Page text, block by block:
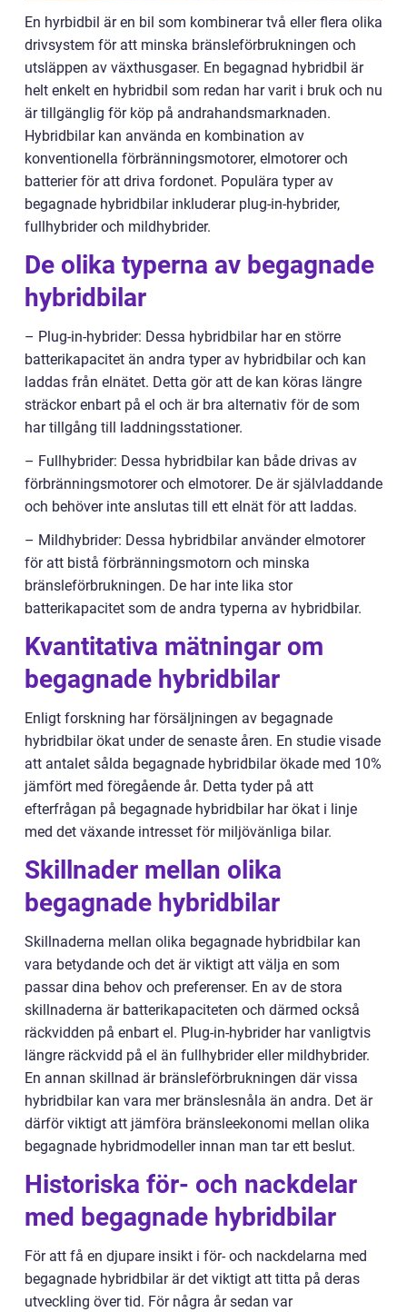
En hyrbidbil är en bil som kombinerar två eller flera olika
drivsystem för att minska bränsleförbrukningen och
utsläppen av växthusgaser. En begagnad hybridbil är
helt enkelt en hybridbil som redan har varit i bruk och nu
är tillgänglig för köp på andrahandsmarknaden.
Hybridbilar kan använda en kombination av
konventionella förbränningsmotorer, elmotorer och
batterier för att driva fordonet. Populära typer av
begagnade hybridbilar inkluderar plug-in-hybrider,
fullhybrider och mildhybrider.
De olika typerna av begagnade
hybridbilar
– Plug-in-hybrider: Dessa hybridbilar har en större
batterikapacitet än andra typer av hybridbilar och kan
laddas från elnätet. Detta gör att de kan köras längre
sträckor enbart på el och är bra alternativ för de som
har tillgång till laddningsstationer.
– Fullhybrider: Dessa hybridbilar kan både drivas av
förbränningsmotorer och elmotorer. De är självladdande
och behöver inte anslutas till ett elnät för att laddas.
– Mildhybrider: Dessa hybridbilar använder elmotorer
för att bistå förbränningsmotorn och minska
bränsleförbrukningen. De har inte lika stor
batterikapacitet som de andra typerna av hybridbilar.
Kvantitativa mätningar om
begagnade hybridbilar
Enligt forskning har försäljningen av begagnade
hybridbilar ökat under de senaste åren. En studie visade
att antalet sålda begagnade hybridbilar ökade med 10%
jämfört med föregående år. Detta tyder på att
efterfrågan på begagnade hybridbilar har ökat i linje
med det växande intresset för miljövänliga bilar.
Skillnader mellan olika
begagnade hybridbilar
Skillnaderna mellan olika begagnade hybridbilar kan
vara betydande och det är viktigt att välja en som
passar dina behov och preferenser. En av de stora
skillnaderna är batterikapaciteten och därmed också
räckvidden på enbart el. Plug-in-hybrider har vanligtvis
längre räckvidd på el än fullhybrider eller mildhybrider.
En annan skillnad är bränsleförbrukningen där vissa
hybridbilar kan vara mer bränslesnåla än andra. Det är
därför viktigt att jämföra bränsleekonomi mellan olika
begagnade hybridmodeller innan man tar ett beslut.
Historiska för- och nackdelar
med begagnade hybridbilar
För att få en djupare insikt i för- och nackdelarna med
begagnade hybridbilar är det viktigt att titta på deras
utveckling över tid. För några år sedan var